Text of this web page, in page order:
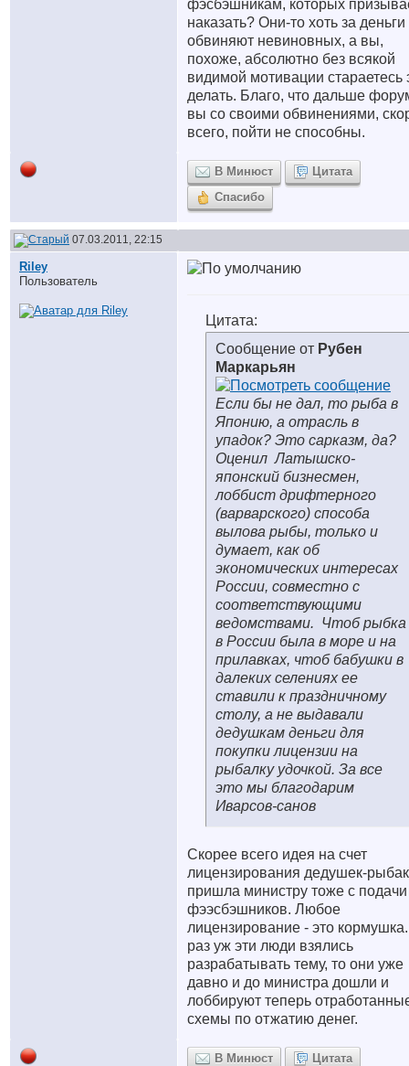
фэсбэшникам, которых
наказать? Они-то хоть за деньги
обвиняют невиновных, а вы,
похоже, абсолютно без всякой
видимой мотивации стараетесь
делать. Благо, что дальше
вы со своими обвинениями,
всего, пойти не способны.
В Минюст
Цитата
Спасибо
07.03.2011, 22:15
Riley
Пользователь
Цитата:
Сообщение от Рубен
Маркарьян
Если бы не дал, то рыба в
Японию, а отрасль в
упадок? Это сарказм, да?
Оценил Латышско-
японский бизнесмен,
лоббист дрифтерного
(варварского) способа
вылова рыбы, только и
думает, как об
экономических интересах
России, совместно с
соответствующими
ведомствами. Чтоб рыбка
в России была в море и на
прилавках, чтоб бабушки в
далеких селениях ее
ставили к праздничному
столу, а не выдавали
дедушкам деньги для
покупки лицензии на
рыбалку удочкой. За все
это мы благодарим
Иварсов-санов
Скорее всего идея на счет
лицензирования дедушек-
пришла министру тоже с подачи
фээсбэшников. Любое
лицензирование - это
раз уж эти люди взялись
разрабатывать тему, то они уже
давно и до министра дошли и
лоббируют теперь
схемы по отжатию денег.
В Минюст
Цитата